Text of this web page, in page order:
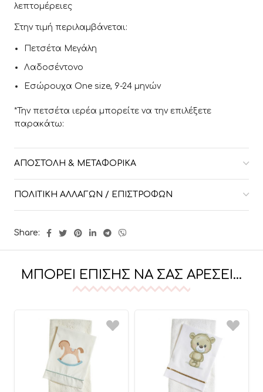
λεπτομέρειες
Στην τιμή περιλαμβάνεται:
Πετσέτα Μεγάλη
Λαδοσέντονο
Εσώρουχα One size, 9-24 μηνών
*Την πετσέτα ιερέα μπορείτε να την επιλέξετε
παρακάτω:
ΑΠΟΣΤΟΛΉ & ΜΕΤΑΦΟΡΙΚΆ
ΠΟΛΙΤΙΚΉ ΑΛΛΑΓΏΝ / ΕΠΙΣΤΡΟΦΏΝ
Share:
ΜΠΟΡΕΊ ΕΠΊΣΗΣ ΝΑ ΣΑΣ ΑΡΈΣΕΙ…